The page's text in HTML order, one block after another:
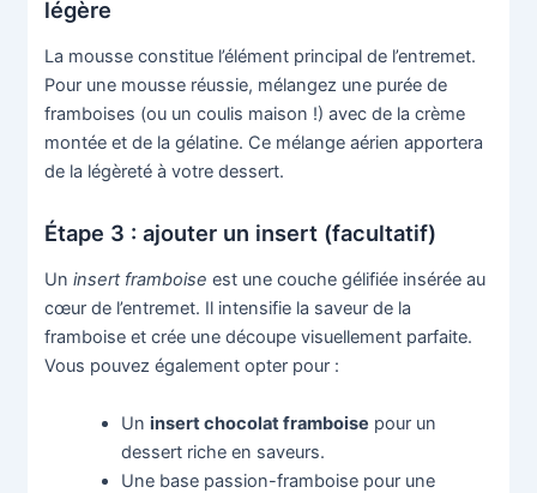
légère
La mousse constitue l’élément principal de l’entremet.
Pour une mousse réussie, mélangez une purée de
framboises (ou un coulis maison !) avec de la crème
montée et de la gélatine. Ce mélange aérien apportera
de la légèreté à votre dessert.
Étape 3 : ajouter un insert (facultatif)
Uninsert framboise est une couche gélifiée insérée au
cœur de l’entremet. Il intensifie la saveur de la
framboise et crée une découpe visuellement parfaite.
Vous pouvez également opter pour :
Uninsert chocolat framboise pour un
dessert riche en saveurs.
Une base passion-framboise pour une